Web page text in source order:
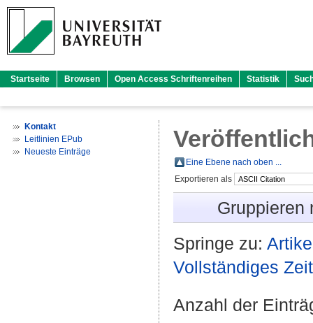
Startseite Browsen Open Access Schriftenreihen Statistik
Kontakt
Leitlinien EPub
Neueste Einträge
Eine Ebene nach oben ...
Exportieren als
Gruppieren
Springe zu:
Vollständiges
Anzahl der